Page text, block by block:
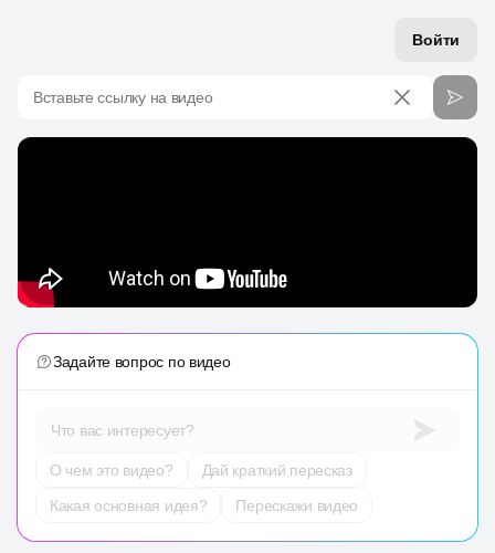
Войти
Вставьте ссылку на видео
Задайте вопрос по видео
Что вас интересует?
О чем это видео?
Дай краткий пересказ
Какая основная идея?
Перескажи видео